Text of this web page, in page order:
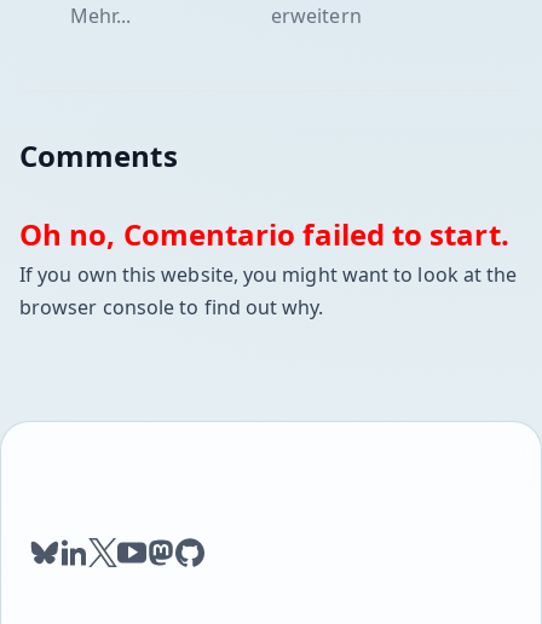
Mehr...
erweitern
Comments
Oh no, Comentario failed to start.
If you own this website, you might want to look at the
browser console to find out why.
bluesky
linkedin
twitter
youtube
mastodon
github